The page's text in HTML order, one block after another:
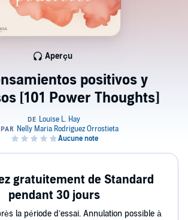
positivos y
[101 Power Thoughts]
Aperçu
gratuitement de Standard
pendant 30 jours
la période d’essai. Annulation possible à